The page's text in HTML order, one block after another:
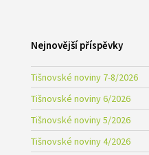
Nejnovější příspěvky
Tišnovské noviny 7-8/2026
Tišnovské noviny 6/2026
Tišnovské noviny 5/2026
Tišnovské noviny 4/2026